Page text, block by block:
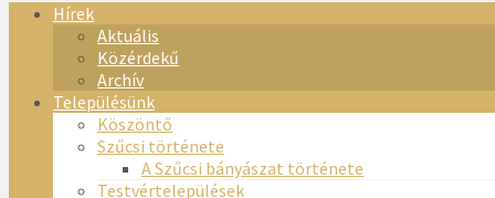
Hírek
Aktuális
Közérdekű
Archív
Településünk
Köszöntő
Szűcsi története
A Szűcsi bányászat története
Testvértelepülések